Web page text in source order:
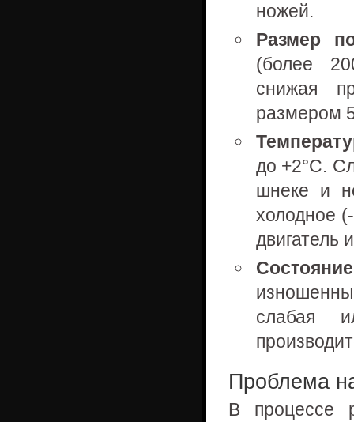
ножей.
Размер
(более
снижая
размером
до +2°С.
шнеке и
холодное
двигатель
слабая
Проблема
В процессе